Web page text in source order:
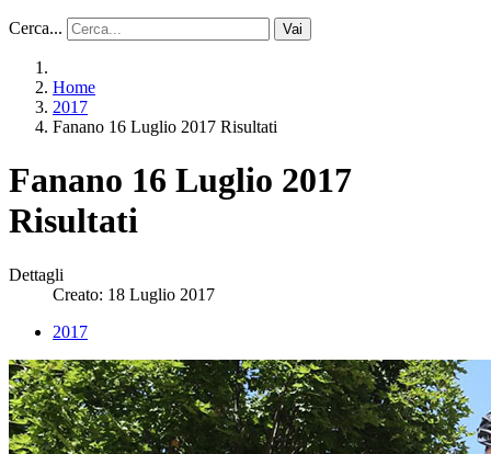
Cerca... Vai
Home
2017
Fanano 16 Luglio 2017 Risultati
Fanano 16 Luglio 2017
Risultati
Dettagli
Creato: 18 Luglio 2017
2017